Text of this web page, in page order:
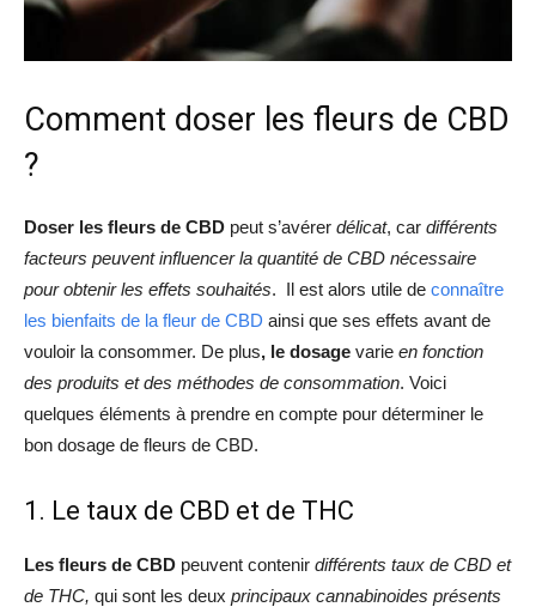
Comment doser les fleurs de CBD
?
Doser les fleurs de CBD peut s’avérer délicat, car différents
facteurs peuvent influencer la quantité de CBD nécessaire
pour obtenir les effets souhaités. Il est alors utile de connaître
les bienfaits de la fleur de CBD ainsi que ses effets avant de
vouloir la consommer. De plus, le dosage varie en fonction
des produits et des méthodes de consommation. Voici
quelques éléments à prendre en compte pour déterminer le
bon dosage de fleurs de CBD.
1. Le taux de CBD et de THC
Les fleurs de CBD peuvent contenir différents taux de CBD et
de THC, qui sont les deux principaux cannabinoides présents